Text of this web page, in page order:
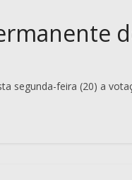
segunda-feira (20) a